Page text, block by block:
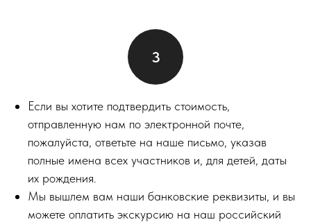
Если вы хотите подтвердить стоимость,
отправленную нам по электронной почте,
пожалуйста, ответьте на наше письмо, указав
полные имена всех участников и, для детей, даты
их рождения.
Мы вышлем вам наши банковские реквизиты, и вы
можете оплатить экскурсию на наш российский